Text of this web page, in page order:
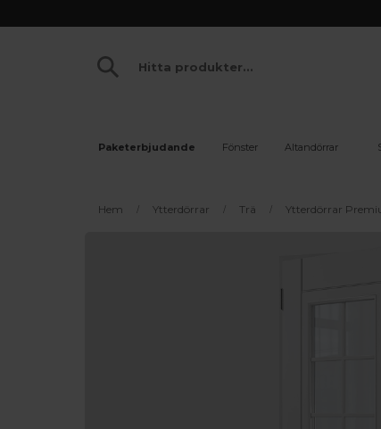
Paketerbjudande Fönster Altandörrar
Hem Ytterdörrar Trä Ytterdörrar